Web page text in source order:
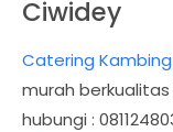
Ciwidey
Catering
murah
hubungi :